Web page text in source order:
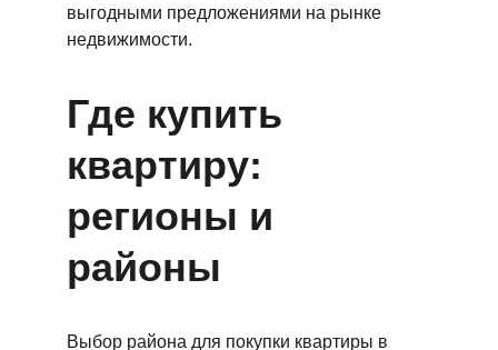
выгодными предложениями на рынке
недвижимости.
Где купить
квартиру:
регионы и
районы
Выбор района для покупки квартиры в